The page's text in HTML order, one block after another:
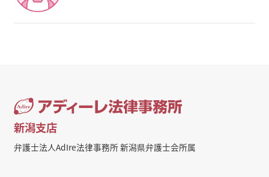
新潟支店
弁護士法人AdIre法律事務所 新潟県弁護士会所属